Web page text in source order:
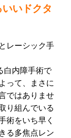
いドクタ
レーシック手
白内障手術で
って、まさに
ではありませ
り組んでいる
術をいち早く
る多焦点レン